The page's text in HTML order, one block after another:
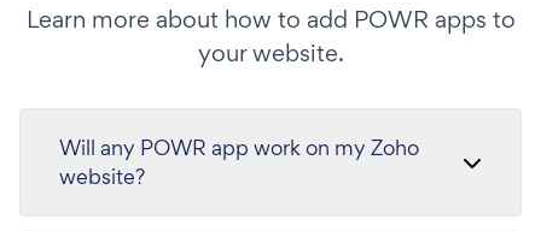
Learn more about how to add POWR apps to
your website.
Will any POWR app work on my Zoho
website?